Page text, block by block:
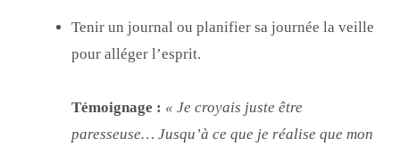
Tenir un journal ou planifier sa journée la veille
pour alléger l’esprit.
Témoignage : « Je croyais juste être
paresseuse… Jusqu’à ce que je réalise que mon